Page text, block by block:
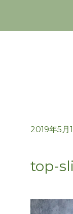
2019年5月
top-